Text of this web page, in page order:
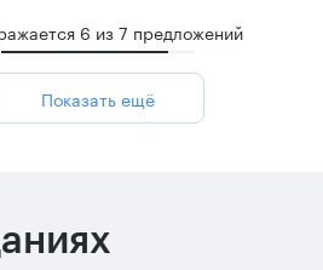
6 из7 предложений
Показать ещё